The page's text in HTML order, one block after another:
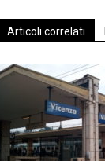
Articoli correlati